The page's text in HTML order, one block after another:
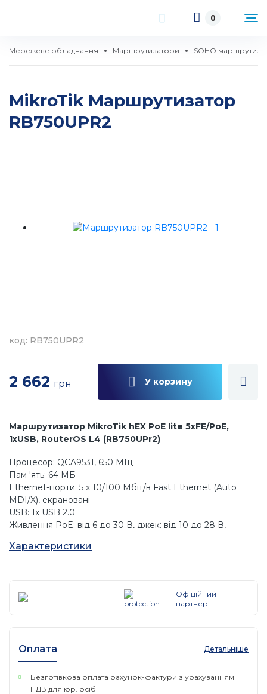
0
Мережеве обладнання Маршрутизатори SOHO
MikroTik Маршрутизатор
RB750UPR2
код: RB750UPR2
2 662 грн У корзину
Маршрутизатор MikroTik hEX PoE lite 5xFE/PoE,
1xUSB, RouterOS L4 (RB750UPr2)
Процесор: QCA9531, 650 МГц
Пам 'ять: 64 МБ
Ethernet-порти: 5 х 10/100 Мбіт/в Fast Ethernet (Auto
MDI/X), екрановані
USB: 1x USB 2.0
Живлення PoE: від 6 до 30 В, джек: від 10 до 28 В,
Енергоспоживання: До 3 Вт
Температура навколишнього середовища робоча:
-30... + 70 ° С
Гарантія: 12 місяців
Характеристики
Офіційний
партнер
Оплата Детальніше
Безготівкова оплата рахунок-фактури з урахуванням
ПДВ для юр. осіб